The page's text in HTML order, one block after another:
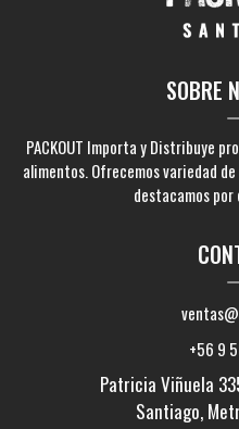
SOBRE
PACKOUT Importa y Distribuye
alimentos. Ofrecemos variedad
destacamos
+56 9
Patricia Viñuela
Santiago,